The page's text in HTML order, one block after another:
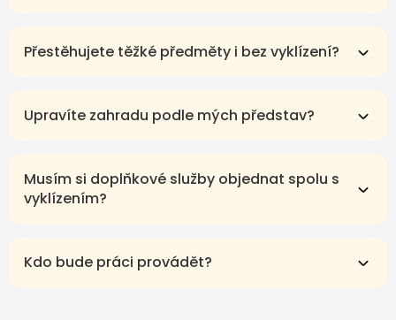
Přestěhujete těžké předměty i bez vyklízení?
Upravíte zahradu podle mých představ?
Musím si doplňkové služby objednat spolu s
vyklízením?
Kdo bude práci provádět?